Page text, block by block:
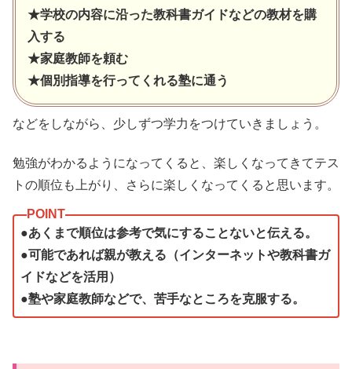
★学校の内容に沿った教科書ガイドなどの教材を購
入する
★家庭教師を頼む
★個別指導を行ってくれる塾に通う
などをしながら、少しずつ学力をつけていきましょう。
勉強がわかるようになってくると、楽しくなってきてテス
トの順位も上がり、さらに楽しくなってくると思います。
●あくまで順位は参考で気にすることないと伝える。
●可能であれば親が教える（インターネットや教科書ガ
イドなどを活用）
●塾や家庭教師などで、苦手なところを克服する。